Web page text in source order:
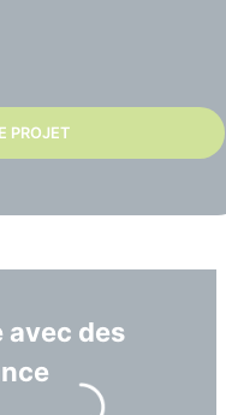
PROJET
avec des